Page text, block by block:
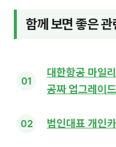
함께 보면 좋은 관
대한항공 마일
공짜 업그레이
법인대표 개인